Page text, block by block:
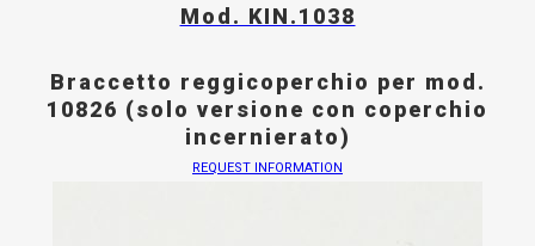
Mod. KIN.1038
Braccetto reggicoperchio per mod.
10826 (solo versione con coperchio
incernierato)
REQUEST INFORMATION